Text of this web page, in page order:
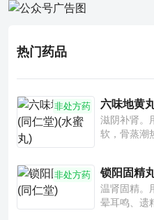
热门药品
非处方药 六味地黄
滋阴补肾。
软，骨蒸潮
非处方药 锁阳固精
温肾固精。
晕耳鸣、遗